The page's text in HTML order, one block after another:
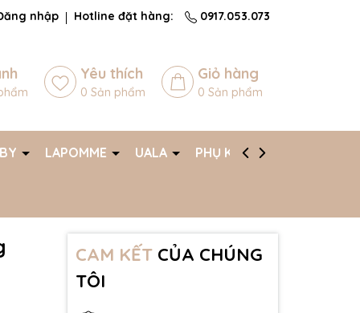
nhập Hotline đặt hàng: 0917.053.073
Yêu thích
0 Sản phẩm
Giỏ hàng
0 Sản phẩm
LAPOMME UALA PHỤ KIỆN
CAM KẾTCỦA CHÚNG
TÔI